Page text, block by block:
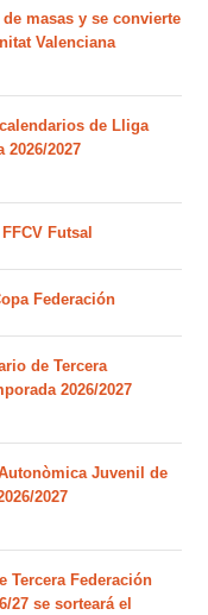
masas y se convierte
Valenciana
de Lliga
2027
Futsal
Federación
de Tercera
2026/2027
Juvenil de
2027
Tercera Federación
27 se sorteará el